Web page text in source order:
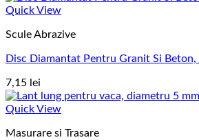
Quick View
Scule Abrazive
Disc Diamantat Pentru Granit Si Beton,
7,15 lei
Quick View
Masurare si Trasare